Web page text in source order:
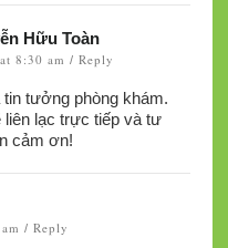
Hữu Toàn
8:30 am / Reply
tưởng phòng khám.
liên lạc trực tiếp và tư
cảm ơn!
/ Reply